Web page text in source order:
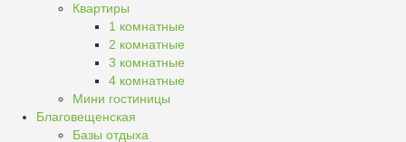
Квартиры
1 комнатные
2 комнатные
3 комнатные
4 комнатные
Мини гостиницы
Благовещенская
Базы отдыха